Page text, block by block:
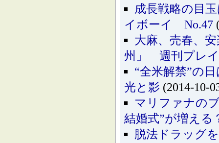
成長戦略の目
イボーイ No.47
大麻、売春、
州」 週刊プレイ
“全米解禁”の
光と影 (2014-10-
マリファナの
結婚式”が増える
脱法ドラッグ